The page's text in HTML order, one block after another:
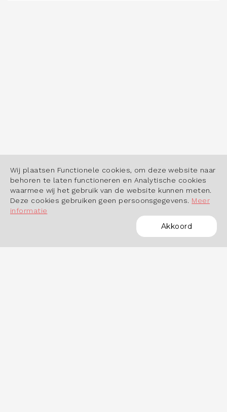
Wij plaatsen Functionele cookies, om deze website naar
behoren te laten functioneren en Analytische cookies
waarmee wij het gebruik van de website kunnen meten.
Deze cookies gebruiken geen persoonsgegevens. Meer
informatie
Akkoord
POWERED BY